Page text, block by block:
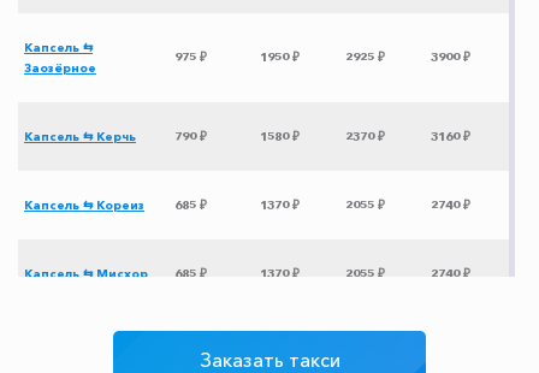
Капсель ⇆
Заозёрное
975 ₽ 1950 ₽ 2925 ₽ 3900 ₽
Капсель ⇆ Керчь 790 ₽ 1580 ₽ 2370 ₽ 3160 ₽
Капсель ⇆ Кореиз 685 ₽ 1370 ₽ 2055 ₽ 2740 ₽
Капсель ⇆ Мисхор 685 ₽ 1370 ₽ 2055 ₽ 2740 ₽
Заказать такси